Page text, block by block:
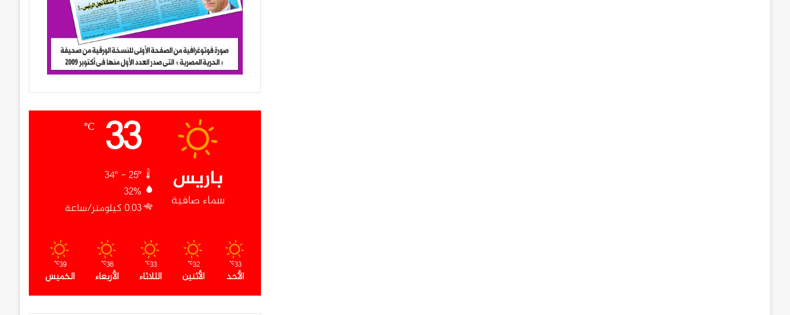
باريس
سماء صافية
33
℃
32%
0.03 كيلومتر/ساعة
33
℃
الأحد
32
℃
الأثنين
33
℃
الثلاثاء
36
℃
الأربعاء
39
℃
الخميس